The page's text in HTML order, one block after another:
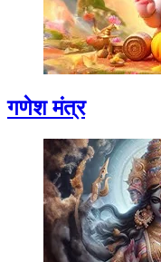
गणेश मंत्र